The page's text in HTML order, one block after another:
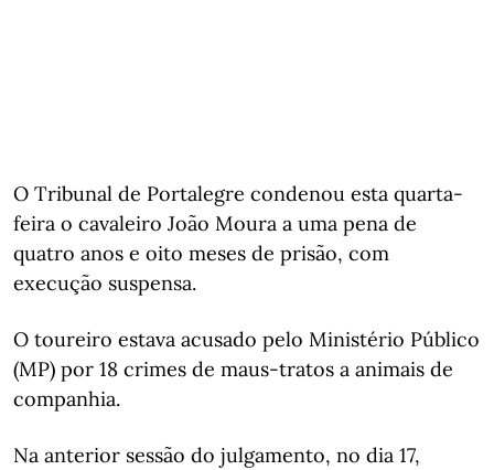
O Tribunal de Portalegre condenou esta quarta-
feira o cavaleiro João Moura a uma pena de
quatro anos e oito meses de prisão, com
execução suspensa.
O toureiro estava acusado pelo Ministério Público
(MP) por 18 crimes de maus-tratos a animais de
companhia.
Na anterior sessão do julgamento, no dia 17,